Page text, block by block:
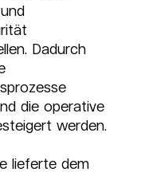
Dadurch
die operative
werden.
lieferte dem